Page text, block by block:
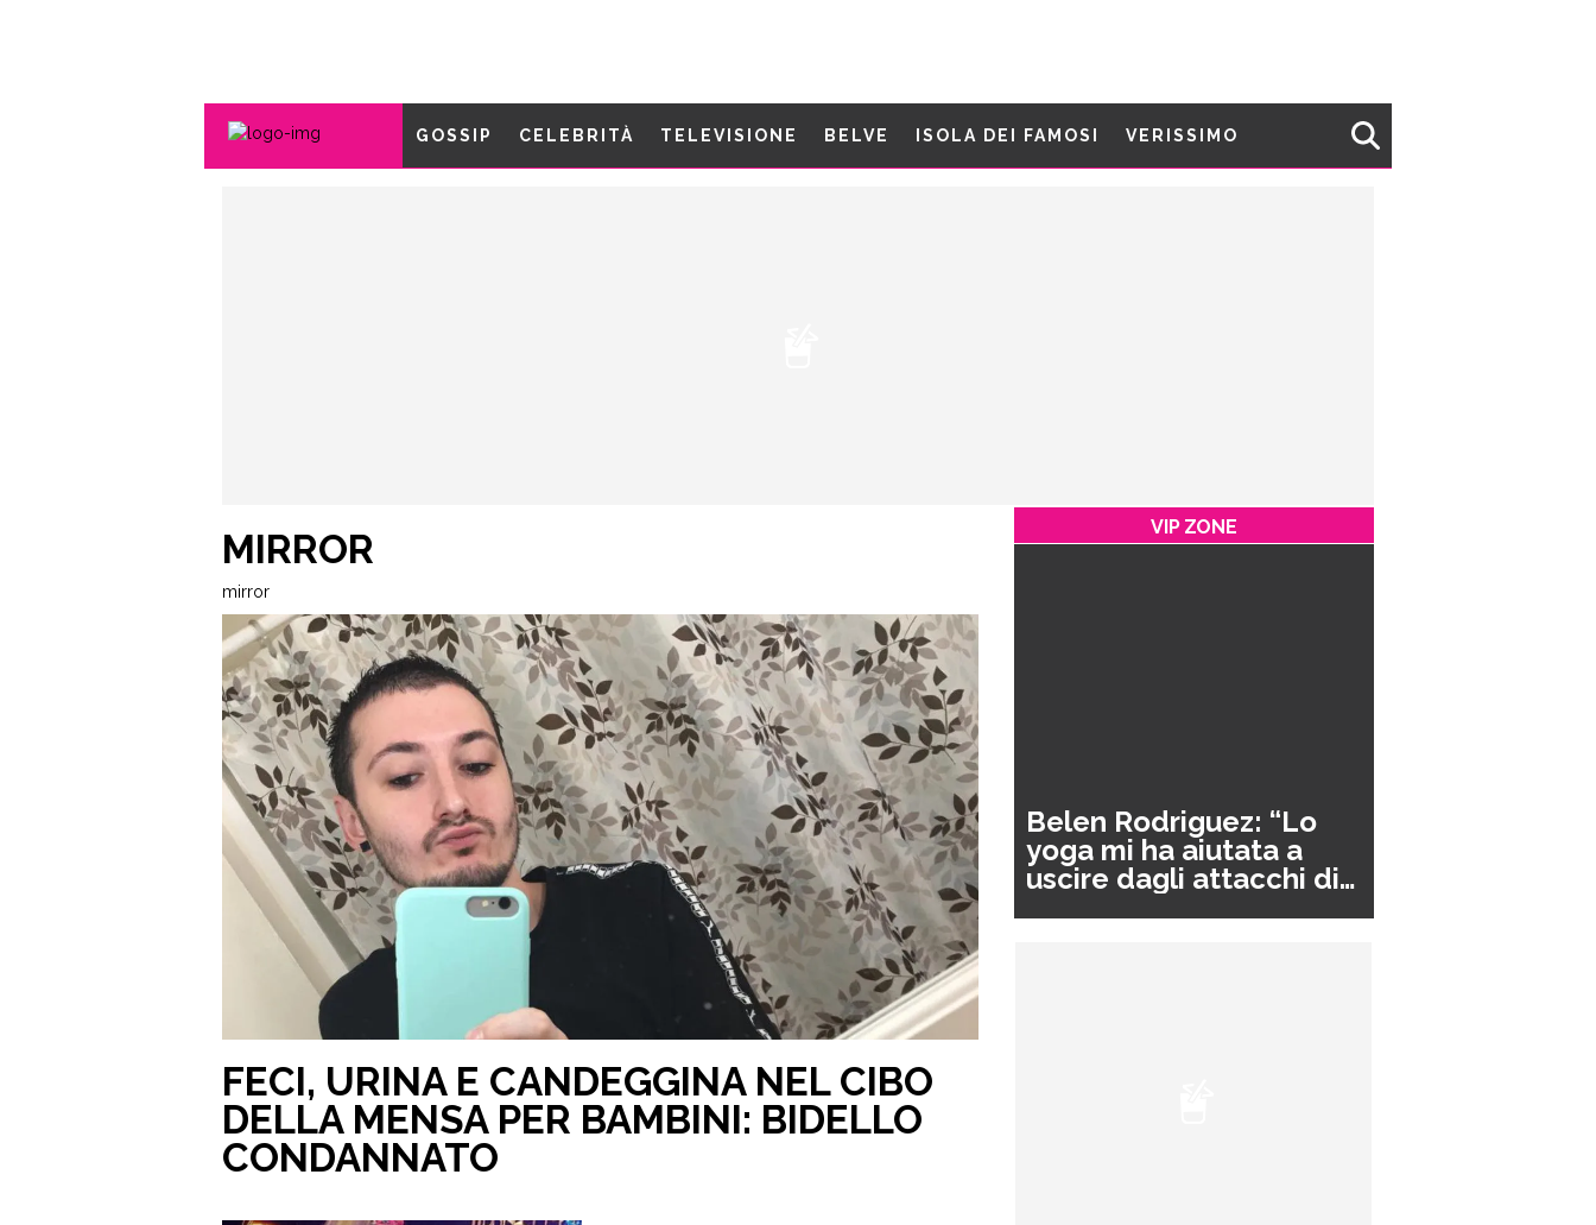
GOSSIP CELEBRITÀ TELEVISIONE BELVE ISOLA DEI FAMOSI VERISSIMO
MIRROR
mirror
FECI, URINA E CANDEGGINA NEL CIBO
DELLA MENSA PER BAMBINI: BIDELLO
CONDANNATO
VIP ZONE
Belen Rodriguez: “Lo
yoga mi ha aiutata a
uscire dagli attacchi di